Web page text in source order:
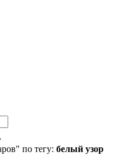
по тегу: белый узор